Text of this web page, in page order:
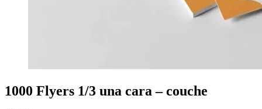
1000 Flyers 1/3 una cara – couche